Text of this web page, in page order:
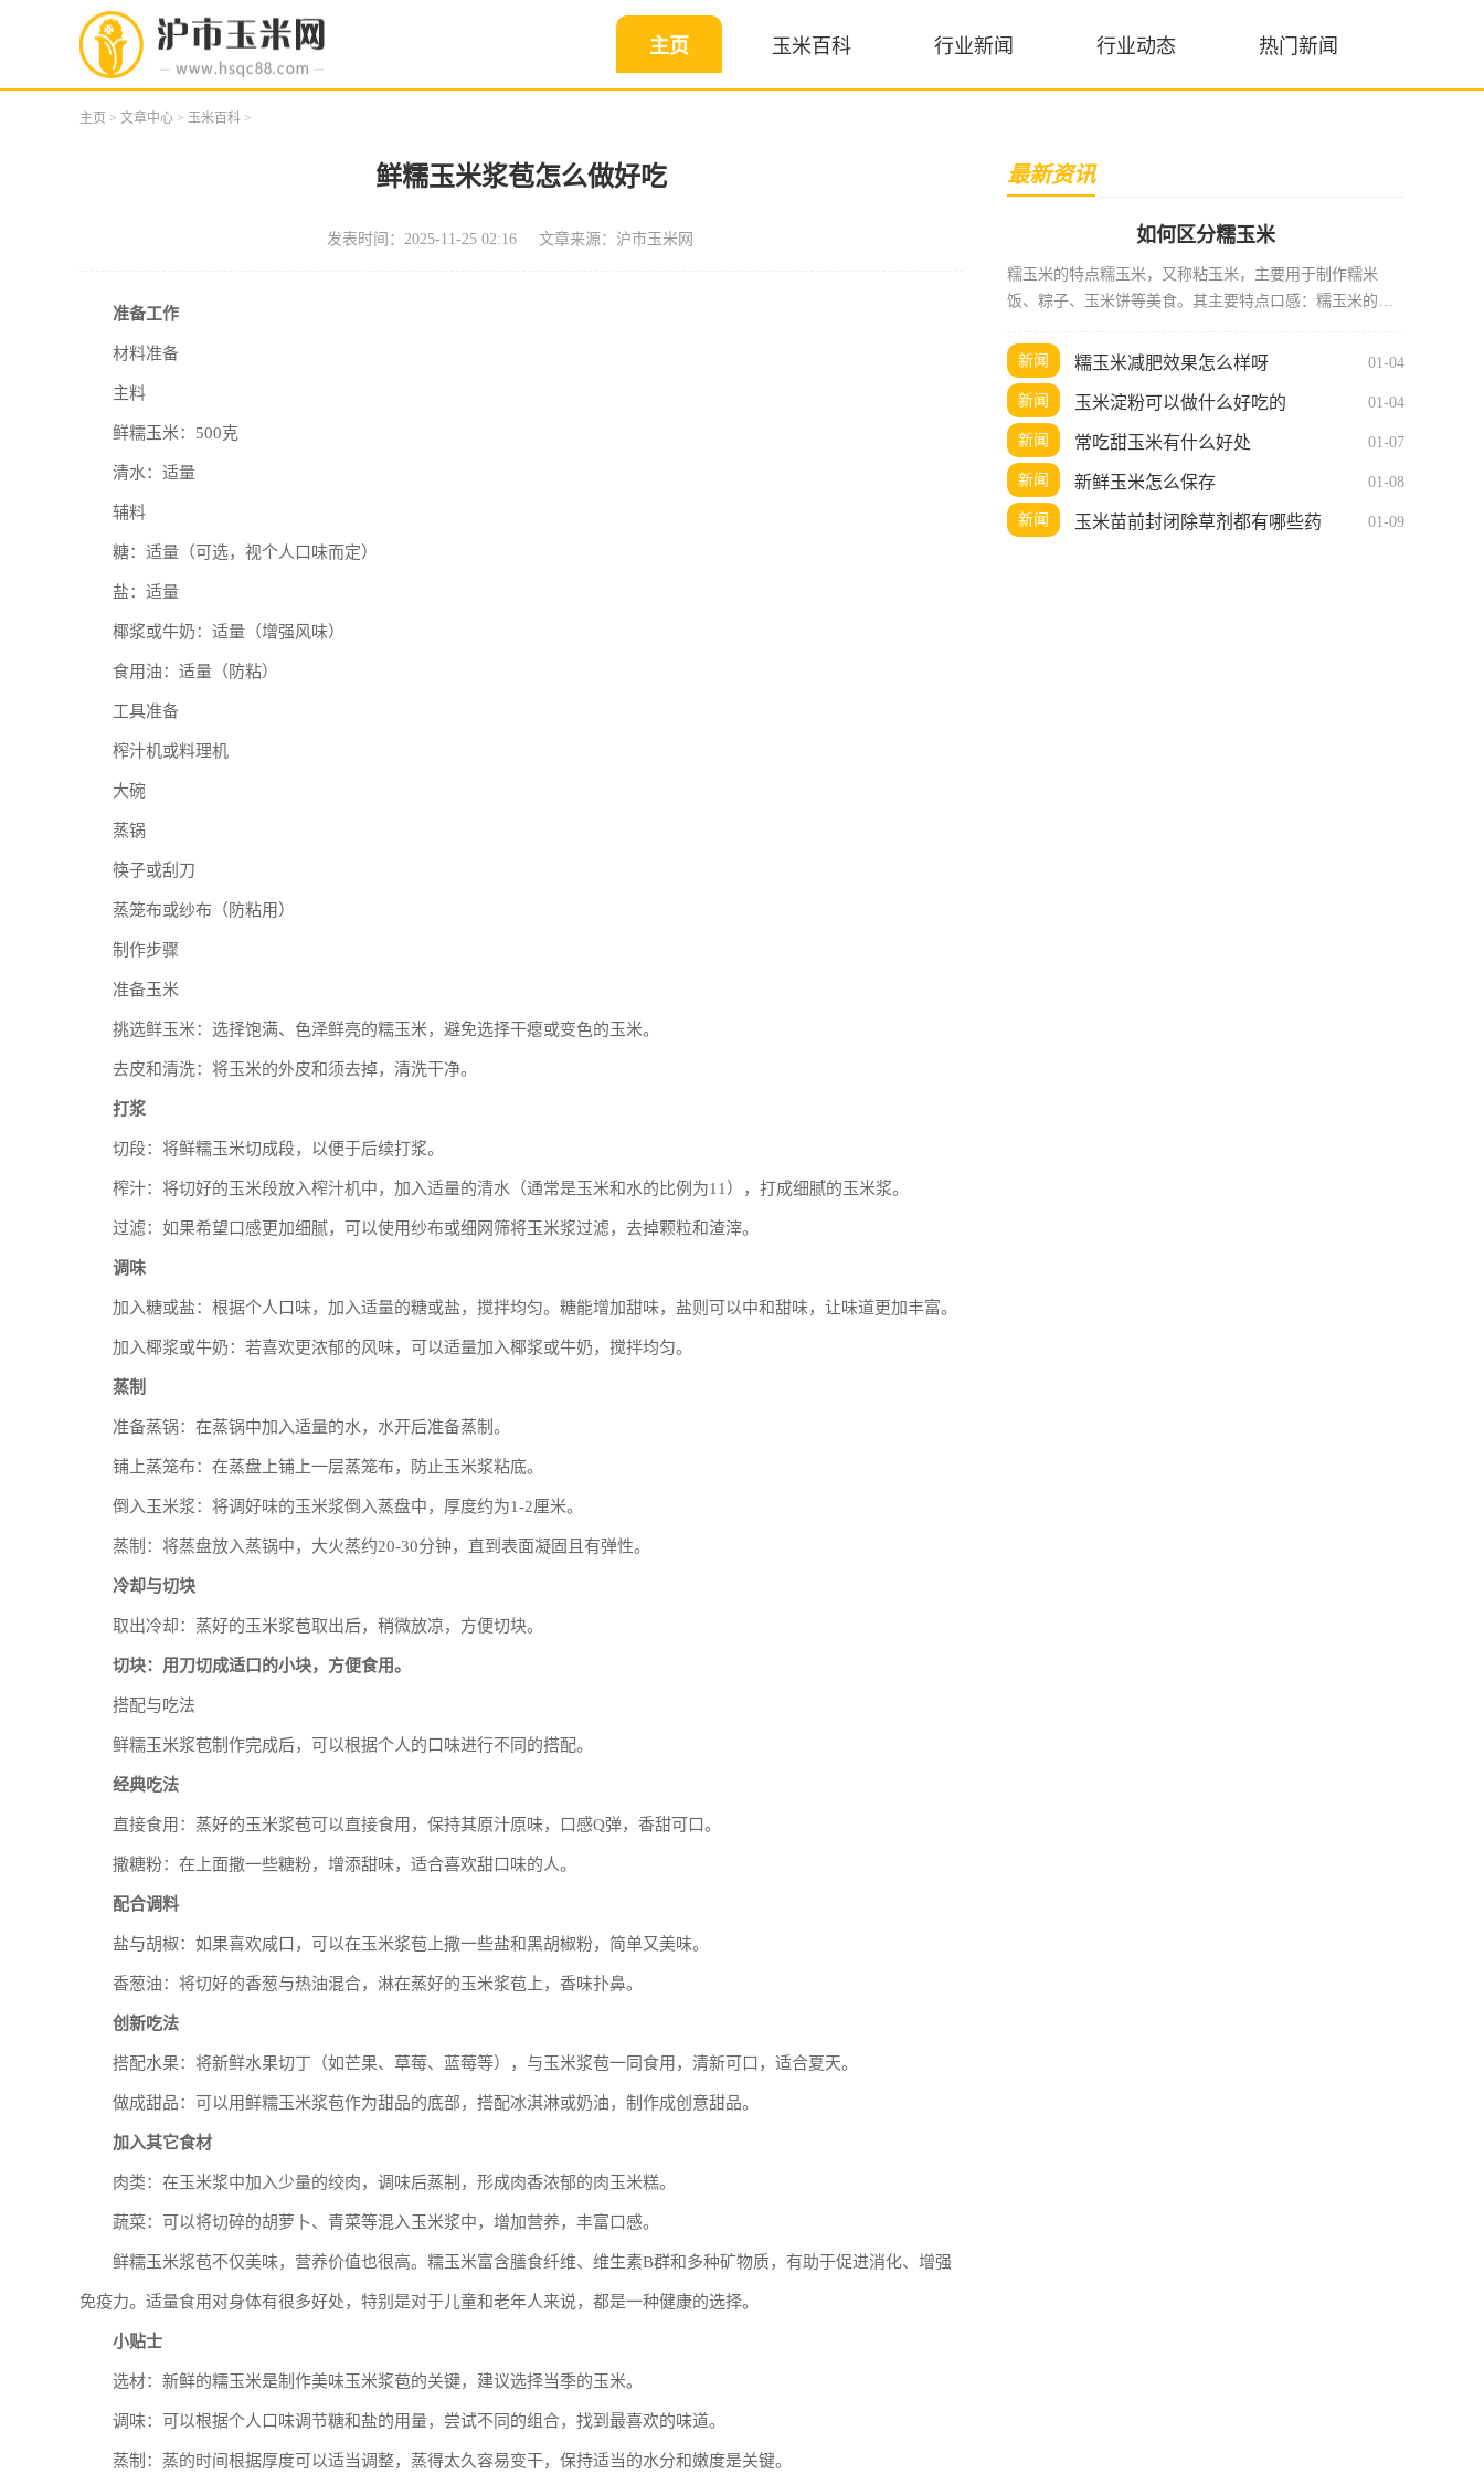
主页 玉米百科 行业新闻 行业动态 热门新闻
主页 > 文章中心 > 玉米百科 >
鲜糯玉米浆苞怎么做好吃
发表时间：2025-11-25 02:16 文章来源：沪市玉米网
准备工作
材料准备
主料
鲜糯玉米：500克
清水：适量
辅料
糖：适量（可选，视个人口味而定）
盐：适量
椰浆或牛奶：适量（增强风味）
食用油：适量（防粘）
工具准备
榨汁机或料理机
大碗
蒸锅
筷子或刮刀
蒸笼布或纱布（防粘用）
制作步骤
准备玉米
挑选鲜玉米：选择饱满、色泽鲜亮的糯玉米，避免选择干瘪或变色的玉米。
去皮和清洗：将玉米的外皮和须去掉，清洗干净。
打浆
切段：将鲜糯玉米切成段，以便于后续打浆。
榨汁：将切好的玉米段放入榨汁机中，加入适量的清水（通常是玉米和水的比例为11），打成细腻的玉米浆。
过滤：如果希望口感更加细腻，可以使用纱布或细网筛将玉米浆过滤，去掉颗粒和渣滓。
调味
加入糖或盐：根据个人口味，加入适量的糖或盐，搅拌均匀。糖能增加甜味，盐则可以中和甜味，让味道更加丰富。
加入椰浆或牛奶：若喜欢更浓郁的风味，可以适量加入椰浆或牛奶，搅拌均匀。
蒸制
准备蒸锅：在蒸锅中加入适量的水，水开后准备蒸制。
铺上蒸笼布：在蒸盘上铺上一层蒸笼布，防止玉米浆粘底。
倒入玉米浆：将调好味的玉米浆倒入蒸盘中，厚度约为1-2厘米。
蒸制：将蒸盘放入蒸锅中，大火蒸约20-30分钟，直到表面凝固且有弹性。
冷却与切块
取出冷却：蒸好的玉米浆苞取出后，稍微放凉，方便切块。
切块：用刀切成适口的小块，方便食用。
搭配与吃法
鲜糯玉米浆苞制作完成后，可以根据个人的口味进行不同的搭配。
经典吃法
直接食用：蒸好的玉米浆苞可以直接食用，保持其原汁原味，口感Q弹，香甜可口。
撒糖粉：在上面撒一些糖粉，增添甜味，适合喜欢甜口味的人。
配合调料
盐与胡椒：如果喜欢咸口，可以在玉米浆苞上撒一些盐和黑胡椒粉，简单又美味。
香葱油：将切好的香葱与热油混合，淋在蒸好的玉米浆苞上，香味扑鼻。
创新吃法
搭配水果：将新鲜水果切丁（如芒果、草莓、蓝莓等），与玉米浆苞一同食用，清新可口，适合夏天。
做成甜品：可以用鲜糯玉米浆苞作为甜品的底部，搭配冰淇淋或奶油，制作成创意甜品。
加入其它食材
肉类：在玉米浆中加入少量的绞肉，调味后蒸制，形成肉香浓郁的肉玉米糕。
蔬菜：可以将切碎的胡萝卜、青菜等混入玉米浆中，增加营养，丰富口感。
鲜糯玉米浆苞不仅美味，营养价值也很高。糯玉米富含膳食纤维、维生素B群和多种矿物质，有助于促进消化、增强
免疫力。适量食用对身体有很多好处，特别是对于儿童和老年人来说，都是一种健康的选择。
小贴士
选材：新鲜的糯玉米是制作美味玉米浆苞的关键，建议选择当季的玉米。
调味：可以根据个人口味调节糖和盐的用量，尝试不同的组合，找到最喜欢的味道。
蒸制：蒸的时间根据厚度可以适当调整，蒸得太久容易变干，保持适当的水分和嫩度是关键。
最新资讯
如何区分糯玉米
糯玉米的特点糯玉米，又称粘玉米，主要用于制作糯米
饭、粽子、玉米饼等美食。其主要特点口感：糯玉米的粒
淡淡的甜味。颜
新闻 糯玉米减肥效果怎么样呀 01-04
新闻 玉米淀粉可以做什么好吃的 01-04
新闻 常吃甜玉米有什么好处 01-07
新闻 新鲜玉米怎么保存 01-08
新闻 玉米苗前封闭除草剂都有哪些药 01-09